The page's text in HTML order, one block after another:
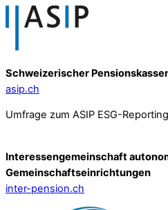
Schweizerischer
asip.ch
Umfrage zum ASIP ESG-
Interessengemeinschaft
Gemeinschafts­einrichtungen
inter-pension.ch